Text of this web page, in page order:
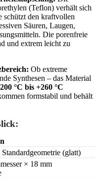
(Teflon) verhält sich
schützt den kraftvollen
Säuren, Laugen,
Die porenfreie
und extrem leicht zu
Ob extreme
Synthesen – das Material
°C bis +260 °C
formstabil und behält
(glatt)
× 18 mm